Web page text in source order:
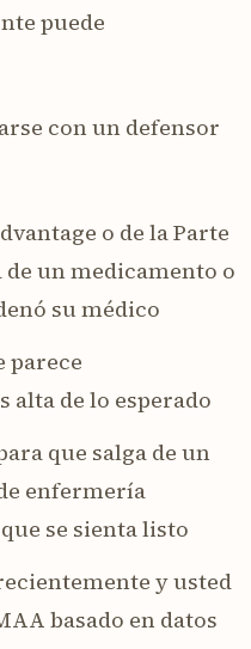
puede
con un defensor
o de la Parte
un medicamento o
su médico
parece
de lo esperado
que salga de un
enfermería
se sienta listo
y usted
basado en datos